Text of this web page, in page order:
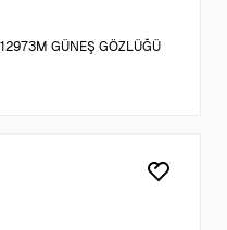
GÜNEŞ GÖZLÜĞÜ